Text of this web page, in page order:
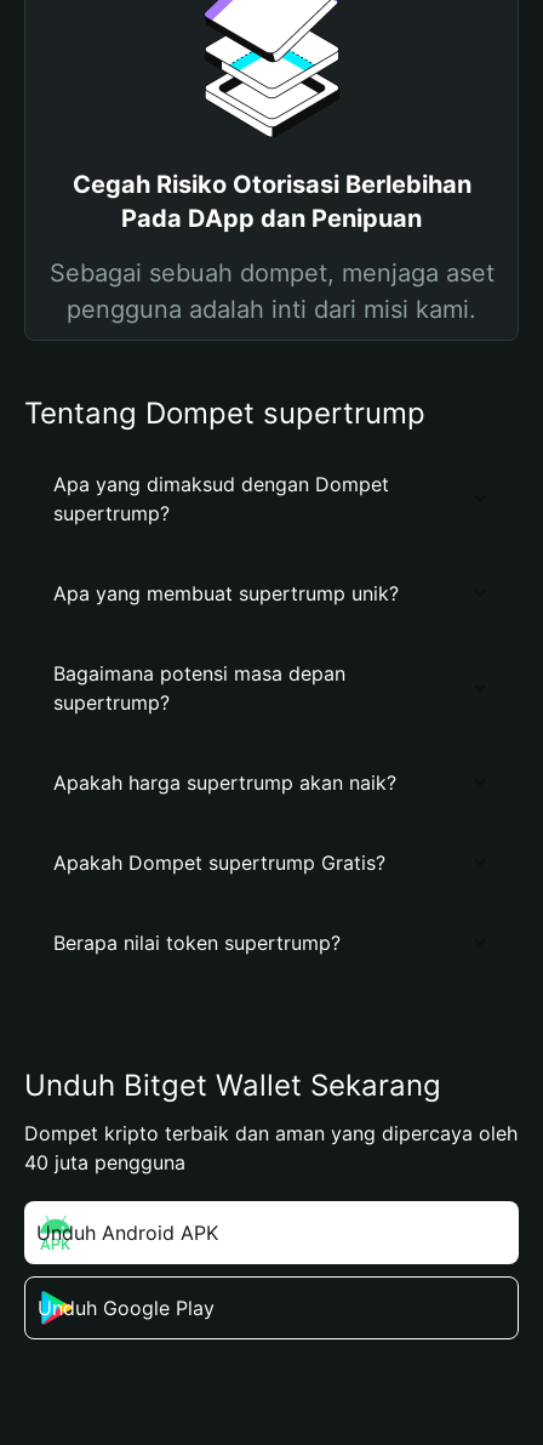
Cegah Risiko Otorisasi Berlebihan
Pada DApp dan Penipuan
Sebagai sebuah dompet, menjaga aset
pengguna adalah inti dari misi kami.
Tentang Dompet supertrump
Apa yang dimaksud dengan Dompet
supertrump?
Apa yang membuat supertrump unik?
Bagaimana potensi masa depan
supertrump?
Apakah harga supertrump akan naik?
Apakah Dompet supertrump Gratis?
Berapa nilai token supertrump?
Unduh Bitget Wallet Sekarang
Dompet kripto terbaik dan aman yang dipercaya oleh
40 juta pengguna
Unduh Android APK
Unduh Google Play